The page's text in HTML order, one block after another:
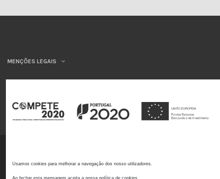
MENÇÕES LEGAIS
INSYS
Usamos cookies para melhorar a navegação dos nosso utilizadores.
Ao fechar esta mensagem aceita a nossa política de cookies.